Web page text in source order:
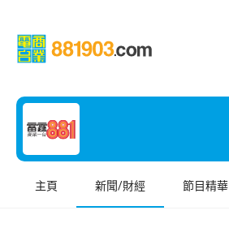
主頁 新聞/財經 節目精華